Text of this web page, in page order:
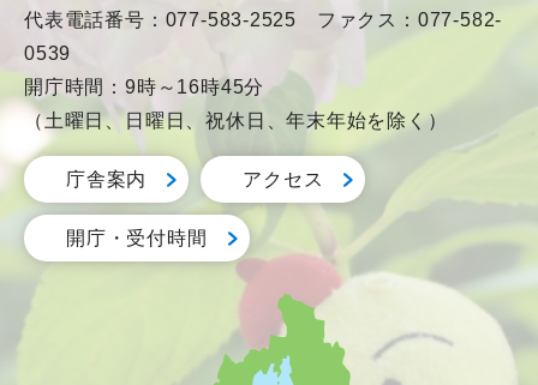
代表電話番号：077-583-2525 ファクス：077-582-
0539
開庁時間：9時～16時45分
（土曜日、日曜日、祝休日、年末年始を除く）
庁舎案内 アクセス
開庁・受付時間